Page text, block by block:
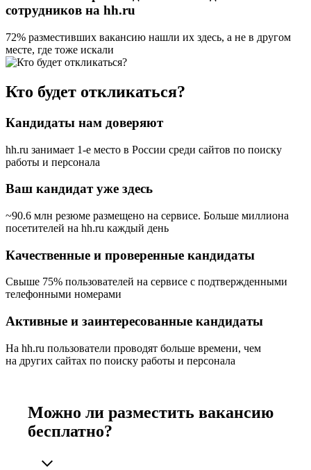
сотрудников на hh.ru
72% разместивших вакансию нашли их здесь, а не в другом
месте, где тоже искали
Кто будет откликаться?
Кандидаты нам доверяют
hh.ru занимает 1-е место в России среди сайтов по поиску
работы и персонала
Ваш кандидат уже здесь
~90.6 млн резюме размещено на сервисе. Больше миллиона
посетителей на hh.ru каждый день
Качественные и проверенные кандидаты
Свыше 75% пользователей на сервисе с подтвержденными
телефонными номерами
Активные и заинтересованные кандидаты
На hh.ru пользователи проводят больше времени, чем
на других сайтах по поиску работы и персонала
Можно ли разместить вакансию
бесплатно?